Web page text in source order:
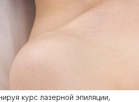
курс лазерной эпиляции,